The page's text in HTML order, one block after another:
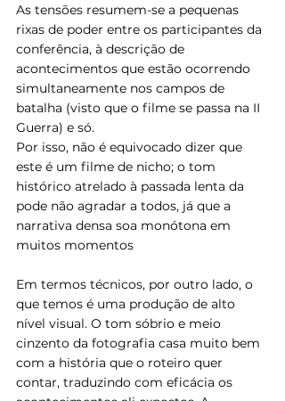
As tensões resumem-se a pequenas
rixas de poder entre os participantes da
conferência, à descrição de
acontecimentos que estão ocorrendo
simultaneamente nos campos de
batalha (visto que o filme se passa na II
Guerra) e só.
Por isso, não é equivocado dizer que
este é um filme de nicho; o tom
histórico atrelado à passada lenta da
pode não agradar a todos, já que a
narrativa densa soa monótona em
muitos momentos
Em termos técnicos, por outro lado, o
que temos é uma produção de alto
nível visual. O tom sóbrio e meio
cinzento da fotografia casa muito bem
com a história que o roteiro quer
contar, traduzindo com eficácia os